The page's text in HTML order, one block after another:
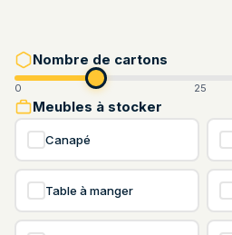
Nombre de cartons
0 25
Meubles à stocker
Canapé
Table à manger